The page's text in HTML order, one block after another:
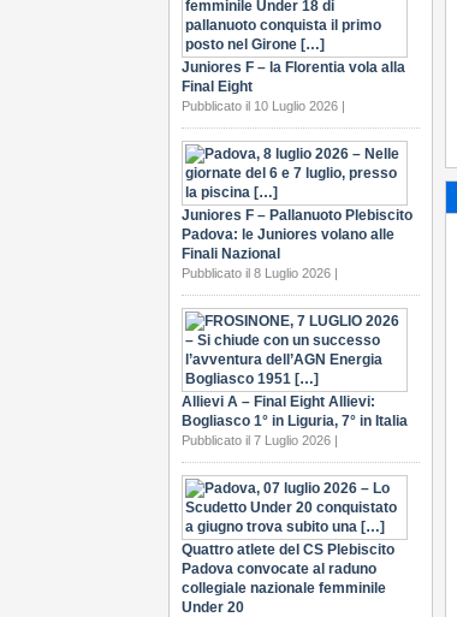
Juniores F – la Florentia vola alla
Final Eight
Pubblicato il 10 Luglio 2026 |
Juniores F – Pallanuoto Plebiscito
Padova: le Juniores volano alle
Finali Nazional
Pubblicato il 8 Luglio 2026 |
Allievi A – Final Eight Allievi:
Bogliasco 1° in Liguria, 7° in Italia
Pubblicato il 7 Luglio 2026 |
Quattro atlete del CS Plebiscito
Padova convocate al raduno
collegiale nazionale femminile
Under 20